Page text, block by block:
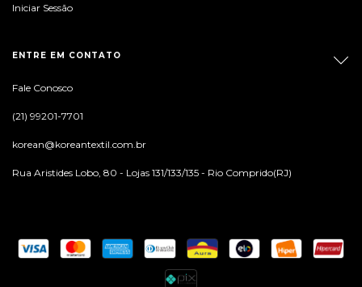
Iniciar Sessão
ENTRE EM CONTATO
Fale Conosco
(21) 99201-7701
korean@koreantextil.com.br
Rua Aristides Lobo, 80 - Lojas 131/133/135 - Rio Comprido(RJ)